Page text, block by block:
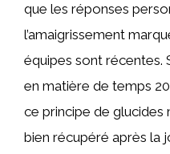
que les réponses
l’amaigrissement
équipes sont récentes.
en matière de temps
ce principe de glucides
bien récupéré après la